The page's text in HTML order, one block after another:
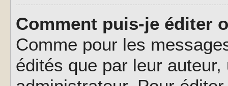
Comment puis-je éditer
Comme pour les
édités que par leur